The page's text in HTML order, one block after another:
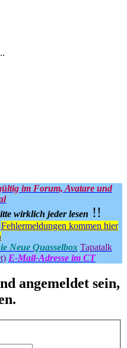
im Forum, Avatare und
wirklich jeder lesen !!
Fehlermeldungen kommen hier
Neue Quasselbox Tapatalk
E-Mail-Adresse im CT
angemeldet sein,